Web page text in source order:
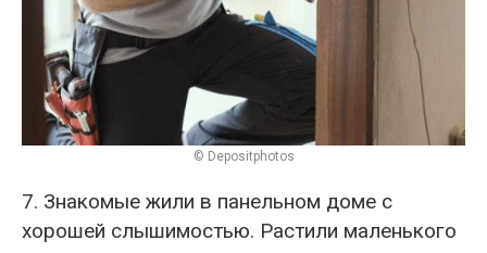
© Depositphotos
7. Знакомые жили в панельном доме с
хорошей слышимостью. Растили маленького